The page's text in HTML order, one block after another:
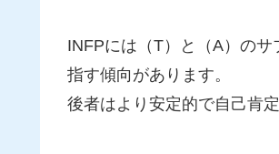
INFPには（T）と（A）の
指す傾向があります。
後者はより安定的で自己肯